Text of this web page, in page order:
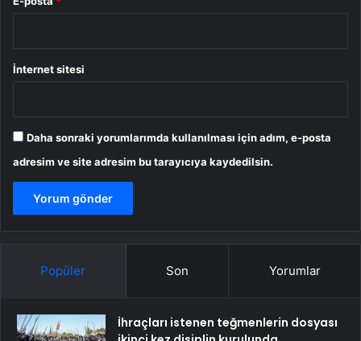
İnternet sitesi
Daha sonraki yorumlarımda kullanılması için adım, e-posta
adresim ve site adresim bu tarayıcıya kaydedilsin.
Popüler Son Yorumlar
İhraçları istenen teğmenlerin dosyası